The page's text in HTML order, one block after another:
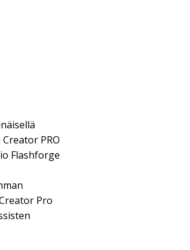
PRO
Flashforge
Pro